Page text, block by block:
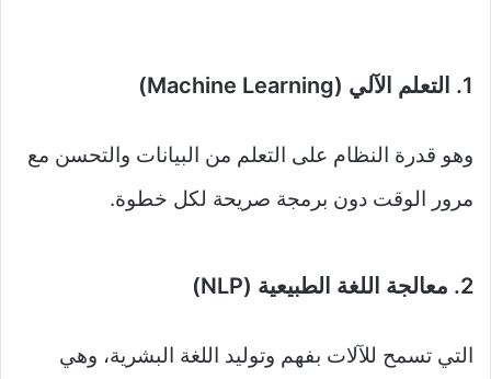
1. التعلم الآلي (Machine Learning)
وهو قدرة النظام على التعلم من البيانات والتحسن مع
مرور الوقت دون برمجة صريحة لكل خطوة.
2. معالجة اللغة الطبيعية (NLP)
التي تسمح للآلات بفهم وتوليد اللغة البشرية، وهي